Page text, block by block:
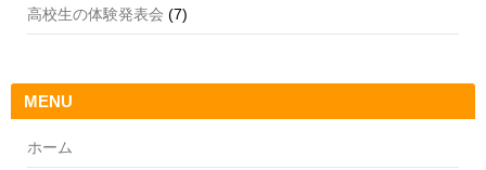
高校生の体験発表会 (7)
MENU
ホーム